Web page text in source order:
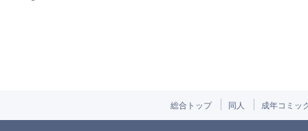
総合トップ 同人 成年コミッ